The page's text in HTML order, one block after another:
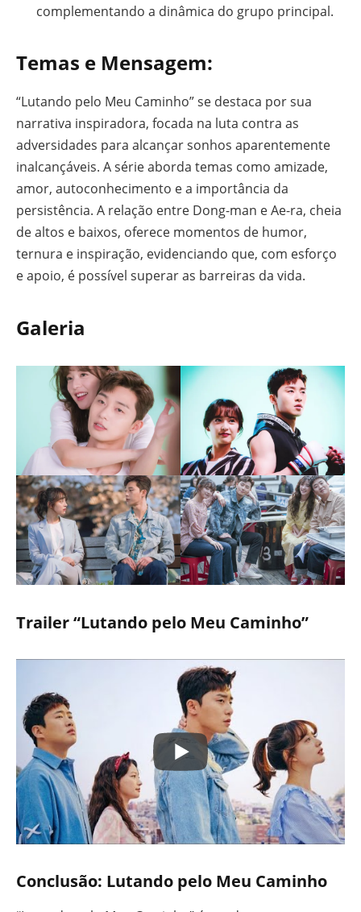
complementando a dinâmica do grupo principal.
Temas e Mensagem:
“Lutando pelo Meu Caminho” se destaca por sua
narrativa inspiradora, focada na luta contra as
adversidades para alcançar sonhos aparentemente
inalcançáveis. A série aborda temas como amizade,
amor, autoconhecimento e a importância da
persistência. A relação entre Dong-man e Ae-ra, cheia
de altos e baixos, oferece momentos de humor,
ternura e inspiração, evidenciando que, com esforço
e apoio, é possível superar as barreiras da vida.
Galeria
Trailer “Lutando pelo Meu Caminho”
Conclusão: Lutando pelo Meu Caminho